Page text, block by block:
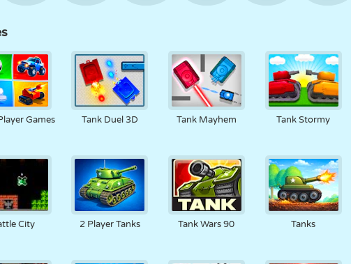
LOCOS DEFENSA DINOSAURIOS CONDUCIR EDUCATIVOS ESCAPE
SALTOS MATEMÁTICAS LABERINTOS MONSTRUOS MOTOS EN LÍNEA
REACCIÓN RETRO ROBOTS CORRER ESCUELA DISPAROS
Games Tank Duel 3D Tank Mayhem Tank Stormy
City 2 Player Tanks Tank Wars 90 Tanks